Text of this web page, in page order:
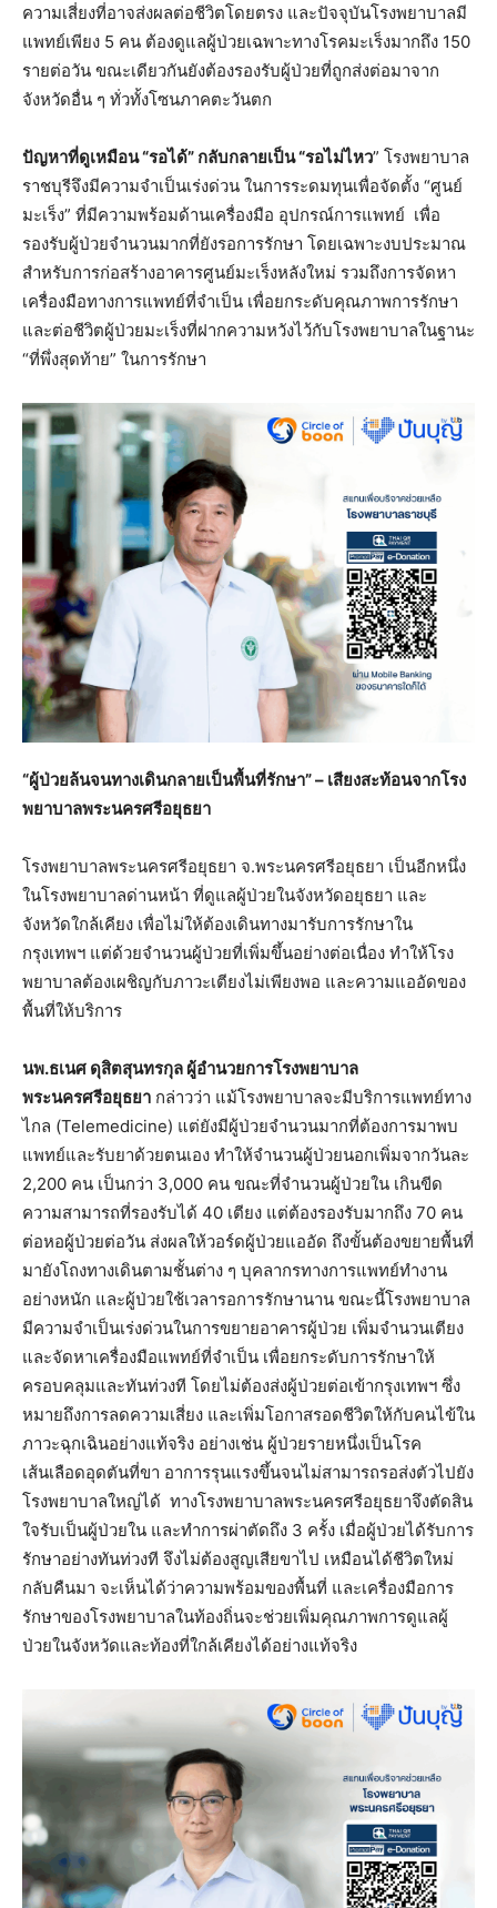
ความเสี่ยงที่อาจส่งผลต่อชีวิตโดยตรง และปัจจุบันโรงพยาบาลมี
แพทย์เพียง 5 คน ต้องดูแลผู้ป่วยเฉพาะทางโรคมะเร็งมากถึง 150
รายต่อวัน ขณะเดียวกันยังต้องรองรับผู้ป่วยที่ถูกส่งต่อมาจาก
จังหวัดอื่น ๆ ทั่วทั้งโซนภาคตะวันตก
ปัญหาที่ดูเหมือน “รอได้” กลับกลายเป็น “รอไม่ไหว” โรงพยาบาล
ราชบุรีจึงมีความจำเป็นเร่งด่วน ในการระดมทุนเพื่อจัดตั้ง “ศูนย์
มะเร็ง” ที่มีความพร้อมด้านเครื่องมือ อุปกรณ์การแพทย์ เพื่อ
รองรับผู้ป่วยจำนวนมากที่ยังรอการรักษา โดยเฉพาะงบประมาณ
สำหรับการก่อสร้างอาคารศูนย์มะเร็งหลังใหม่ รวมถึงการจัดหา
เครื่องมือทางการแพทย์ที่จำเป็น เพื่อยกระดับคุณภาพการรักษา
และต่อชีวิตผู้ป่วยมะเร็งที่ฝากความหวังไว้กับโรงพยาบาลในฐานะ
“ที่พึ่งสุดท้าย” ในการรักษา
“ผู้ป่วยล้นจนทางเดินกลายเป็นพื้นที่รักษา”– เสียงสะท้อนจากโรง
พยาบาลพระนครศรีอยุธยา
โรงพยาบาลพระนครศรีอยุธยา จ.พระนครศรีอยุธยา เป็นอีกหนึ่ง
ในโรงพยาบาลด่านหน้า ที่ดูแลผู้ป่วยในจังหวัดอยุธยา และ
จังหวัดใกล้เคียง เพื่อไม่ให้ต้องเดินทางมารับการรักษาใน
กรุงเทพฯ แต่ด้วยจำนวนผู้ป่วยที่เพิ่มขึ้นอย่างต่อเนื่อง ทำให้โรง
พยาบาลต้องเผชิญกับภาวะเตียงไม่เพียงพอ และความแออัดของ
พื้นที่ให้บริการ
นพ.ธเนศ ดุสิตสุนทรกุล ผู้อำนวยการโรงพยาบาล
พระนครศรีอยุธยา กล่าวว่า แม้โรงพยาบาลจะมีบริการแพทย์ทาง
ไกล (Telemedicine) แต่ยังมีผู้ป่วยจำนวนมากที่ต้องการมาพบ
แพทย์และรับยาด้วยตนเอง ทำให้จำนวนผู้ป่วยนอกเพิ่มจากวันละ
2,200 คน เป็นกว่า 3,000 คน ขณะที่จำนวนผู้ป่วยใน เกินขีด
ความสามารถที่รองรับได้ 40 เตียง แต่ต้องรองรับมากถึง 70 คน
ต่อหอผู้ป่วยต่อวัน ส่งผลให้วอร์ดผู้ป่วยแออัด ถึงขั้นต้องขยายพื้นที่
มายังโถงทางเดินตามชั้นต่าง ๆ บุคลากรทางการแพทย์ทำงาน
อย่างหนัก และผู้ป่วยใช้เวลารอการรักษานาน ขณะนี้โรงพยาบาล
มีความจำเป็นเร่งด่วนในการขยายอาคารผู้ป่วย เพิ่มจำนวนเตียง
และจัดหาเครื่องมือแพทย์ที่จำเป็น เพื่อยกระดับการรักษาให้
ครอบคลุมและทันท่วงที โดยไม่ต้องส่งผู้ป่วยต่อเข้ากรุงเทพฯ ซึ่ง
หมายถึงการลดความเสี่ยง และเพิ่มโอกาสรอดชีวิตให้กับคนไข้ใน
ภาวะฉุกเฉินอย่างแท้จริง อย่างเช่น ผู้ป่วยรายหนึ่งเป็นโรค
เส้นเลือดอุดตันที่ขา อาการรุนแรงขึ้นจนไม่สามารถรอส่งตัวไปยัง
โรงพยาบาลใหญ่ได้ ทางโรงพยาบาลพระนครศรีอยุธยาจึงตัดสิน
ใจรับเป็นผู้ป่วยใน และทำการผ่าตัดถึง 3 ครั้ง เมื่อผู้ป่วยได้รับการ
รักษาอย่างทันท่วงที จึงไม่ต้องสูญเสียขาไป เหมือนได้ชีวิตใหม่
กลับคืนมา จะเห็นได้ว่าความพร้อมของพื้นที่ และเครื่องมือการ
รักษาของโรงพยาบาลในท้องถิ่นจะช่วยเพิ่มคุณภาพการดูแลผู้
ป่วยในจังหวัดและท้องที่ใกล้เคียงได้อย่างแท้จริง